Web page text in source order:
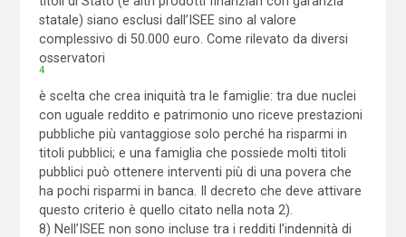
statale) siano esclusi dall’ISEE sino al valore
complessivo di 50.000 euro. Come rilevato da diversi
osservatori
4
è scelta che crea iniquità tra le famiglie: tra due nuclei
con uguale reddito e patrimonio uno riceve prestazioni
pubbliche più vantaggiose solo perché ha risparmi in
titoli pubblici; e una famiglia che possiede molti titoli
pubblici può ottenere interventi più di una povera che
ha pochi risparmi in banca. Il decreto che deve attivare
questo criterio è quello citato nella nota 2).
8) Nell’ISEE non sono incluse tra i redditi l’indennità di